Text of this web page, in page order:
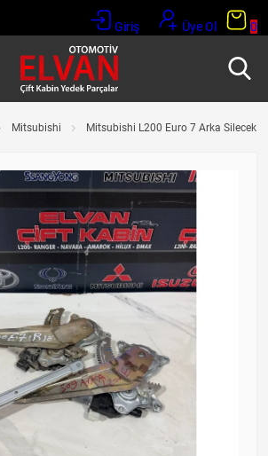
Giriş Üye Ol 0
Mitsubishi Mitsubishi L200 Euro 7 Arka Silecek